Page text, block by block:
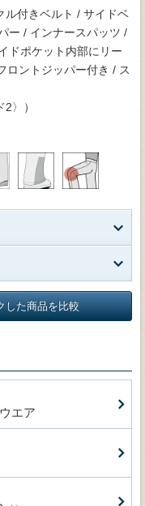
ル付きベルト / サイドベ
ー / インナースパッツ /
ドポケット内部にリー
ロントジッパー付き / ス
〉）
した商品を比較
エア